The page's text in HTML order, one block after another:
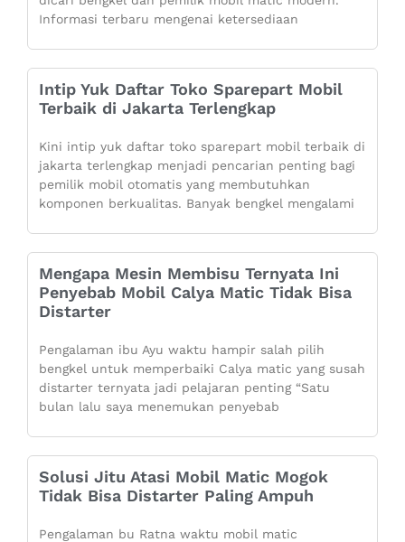
Informasi terbaru mengenai ketersediaan
Intip Yuk Daftar Toko Sparepart Mobil
Terbaik di Jakarta Terlengkap
Kini intip yuk daftar toko sparepart mobil terbaik di
jakarta terlengkap menjadi pencarian penting bagi
pemilik mobil otomatis yang membutuhkan
komponen berkualitas. Banyak bengkel mengalami
Mengapa Mesin Membisu Ternyata Ini
Penyebab Mobil Calya Matic Tidak Bisa
Distarter
Pengalaman ibu Ayu waktu hampir salah pilih
bengkel untuk memperbaiki Calya matic yang susah
distarter ternyata jadi pelajaran penting “Satu
bulan lalu saya menemukan penyebab
Solusi Jitu Atasi Mobil Matic Mogok
Tidak Bisa Distarter Paling Ampuh
Pengalaman bu Ratna waktu mobil matic